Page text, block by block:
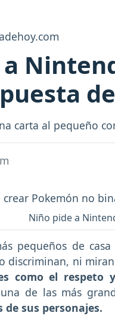
carta al pequeño
Niño pide a
pequeños de
discriminan, ni
como el respeto
de las más
sus personajes.